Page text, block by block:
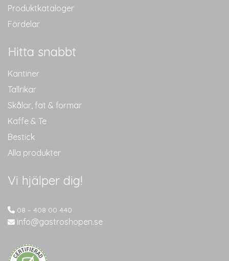
Produktkataloger
Fördelar
Hitta snabbt
Kantiner
Tallrikar
Skålar, fat & formar
Kaffe & Te
Bestick
Alla produkter
Vi hjälper dig!
08 – 408 00 440
info@gastroshopen.se